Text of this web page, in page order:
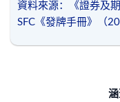
資料來源：《證券及
SFC《發牌手冊》（